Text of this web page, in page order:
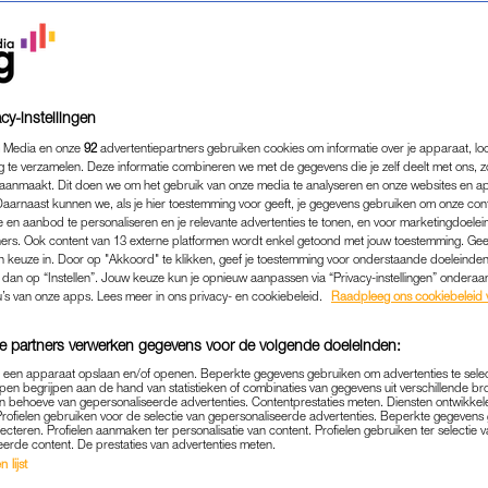
DAN, MIDDEN IN DE
OP STRAAT'
COLUMN|JAN VERSTEEGH
13-05-2026 | JAN VERSTEEGH
Of eigenlijk, mijn vrouw heeft een kat, want hij
jaar voordat mijn vrouw me van een dansvloer
– uit het asiel.
instellingen
en onze 92 advertentiepartners gebruiken cookies om informatie over je apparaat,
te verzamelen. Deze informatie combineren we met de gegevens die je zelf deelt met ons,
Dit doen we om het gebruik van onze media te analyseren en onze websites en
kunnen we, als je hier toestemming voor geeft, je gegevens gebruiken om onze
en aanbod te personaliseren en je relevante advertenties te tonen, en voor
Ook content van 13 externe platformen wordt enkel getoond met jouw toestemming.
keuze in. Door op "Akkoord" te klikken, geef je toestemming voor onderstaande
op “Instellen”. Jouw keuze kun je opnieuw aanpassen via “Privacy-instellingen”
van onze apps. Lees meer in ons privacy- en cookiebeleid.
Raadpleeg ons cookiebeleid
partners verwerken gegevens voor de volgende doeleinden:
apparaat opslaan en/of openen. Beperkte gegevens gebruiken om advertenties te
begrijpen aan de hand van statistieken of combinaties van gegevens uit verschillende
behoeve van gepersonaliseerde advertenties. Contentprestaties meten. Diensten
gebruiken voor de selectie van gepersonaliseerde advertenties. Beperkte
Profielen aanmaken ter personalisatie van content. Profielen gebruiken ter selectie
content. De prestaties van advertenties meten.
lijst